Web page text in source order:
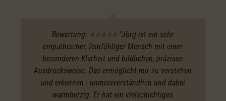
Bewertung: ⭐️⭐️⭐️⭐️⭐️ "Jörg ist ein sehr
empathischer, feinfühliger Mensch mit einer
besonderen Klarheit und bildlichen, präzisen
Ausdrucksweise. Das ermöglicht mir zu verstehen
und erkennen - unmissverständlich und dabei
warmherzig. Er hat ein vielschichtiges